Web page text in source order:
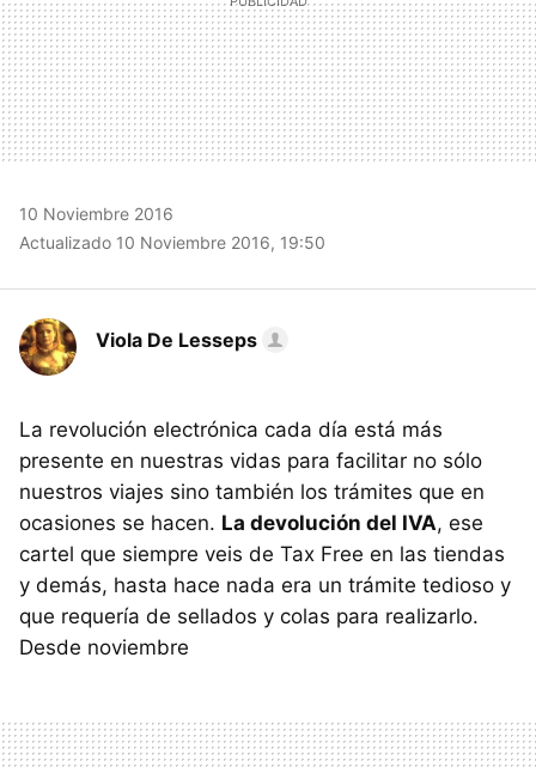
10 Noviembre 2016
Actualizado 10 Noviembre 2016, 19:50
Viola De Lesseps
La revolución electrónica cada día está más
presente en nuestras vidas para facilitar no sólo
nuestros viajes sino también los trámites que en
ocasiones se hacen. La devolución del IVA, ese
cartel que siempre veis de Tax Free en las tiendas
y demás, hasta hace nada era un trámite tedioso y
que requería de sellados y colas para realizarlo.
Desde noviembre